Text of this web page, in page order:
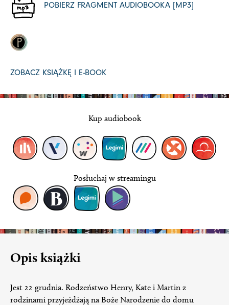
POBIERZ FRAGMENT AUDIOBOOKA [MP3]
ZOBACZ KSIĄŻKĘ I E-BOOK
Kup audiobook
Posłuchaj w streamingu
Opis książki
Jest 22 grudnia. Rodzeństwo Henry, Kate i Martin z
rodzinami przyjeżdżają na Boże Narodzenie do domu